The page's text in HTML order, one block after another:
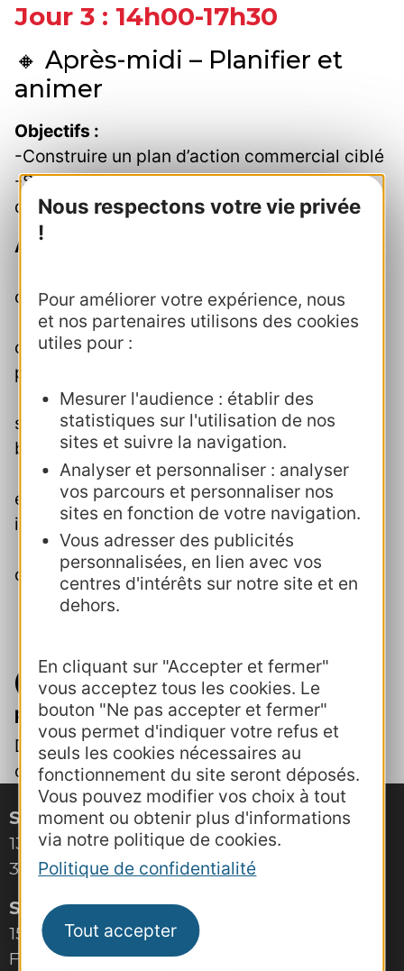
Nous respectons votre vie privée
!
Pour améliorer votre expérience, nous
et nos partenaires utilisons des cookies
utiles pour :
Mesurer l'audience : établir des
statistiques sur l'utilisation de nos
sites et suivre la navigation.
Analyser et personnaliser : analyser
vos parcours et personnaliser nos
sites en fonction de votre navigation.
Vous adresser des publicités
personnalisées, en lien avec vos
centres d'intérêts sur notre site et en
dehors.
En cliquant sur "Accepter et fermer"
vous acceptez tous les cookies. Le
bouton "Ne pas accepter et fermer"
vous permet d'indiquer votre refus et
seuls les cookies nécessaires au
fonctionnement du site seront déposés.
Vous pouvez modifier vos choix à tout
moment ou obtenir plus d'informations
via notre politique de cookies.
Politique de confidentialité
Tout accepter
Jour 3 : 14h00-17h30
🔸 Après-midi – Planifier et
animer
Objectifs :
-Construire un plan d’action commercial ciblé
-Savoir animer et valoriser son offre auprès
des pros
Activités :
commerciales d'OT
🔹 Apports : segmentation, objectifs
commerciaux, types d’actions (ateliers,
packs, événements)
🔹 Études de cas : analyse collective de 2-3
stratégies concrètes (ex : pass, formation,
billetterie mutualisée)
🔹 Sous-groupes : conception d’un
événement pro (cible, objectif, format, outils,
indicateurs)
🔹 Pitch final par chaque groupe + évaluation
croisée + quiz interactif de clôture
Télécharger et visualiser le
programme de formation
Désolé. Les inscriptions sont closes pour
cette formation.
Site de Montpellier
132, boulevard Pénélope
34000 Montpellier
Site de Toulouse
15, rue Rivals – CS 78543
F-31685 Toulouse Cedex 6